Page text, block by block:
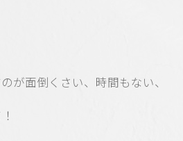
が面倒くさい、時間もない、